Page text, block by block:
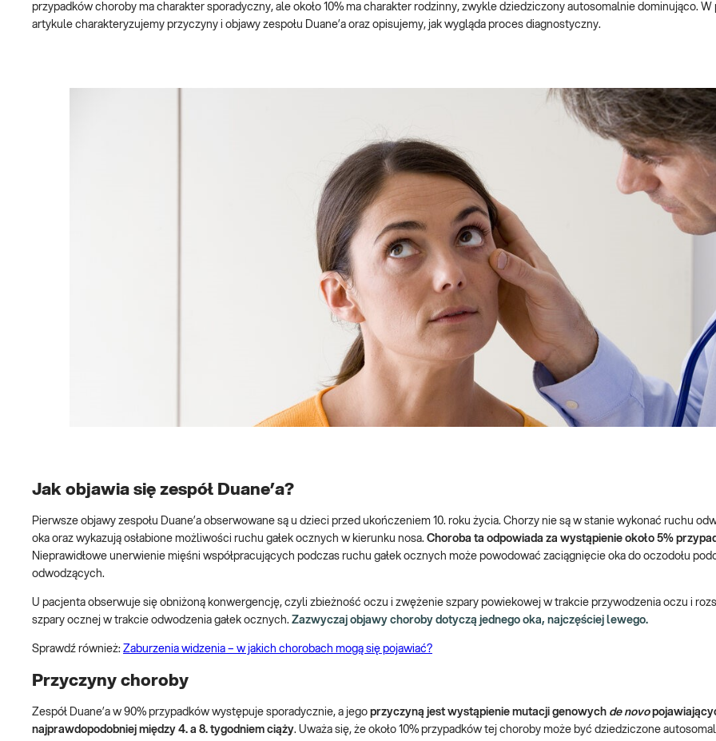
przypadków choroby ma charakter sporadyczny, ale około 10% ma charakter rodzinny, zwykle dziedziczony autosomalnie dominująco. W
artykule charakteryzujemy przyczyny i objawy zespołu Duane’a oraz opisujemy, jak wygląda proces diagnostyczny.
Jak objawia się zespół Duane’a?
Pierwsze objawy zespołu Duane’a obserwowane są u dzieci przed ukończeniem 10. roku życia. Chorzy nie są w stanie wykonać ruchu
oka oraz wykazują osłabione możliwości ruchu gałek ocznych w kierunku nosa. Choroba ta odpowiada za wystąpienie około 5%
Nieprawidłowe unerwienie mięśni współpracujących podczas ruchu gałek ocznych może powodować zaciągnięcie oka do oczodołu
odwodzących.
U pacjenta obserwuje się obniżoną konwergencję, czyli zbieżność oczu i zwężenie szpary powiekowej w trakcie przywodzenia oczu i
szpary ocznej w trakcie odwodzenia gałek ocznych. Zazwyczaj objawy choroby dotyczą jednego oka, najczęściej lewego.
Sprawdź również: Zaburzenia widzenia – w jakich chorobach mogą się pojawiać?
Przyczyny choroby
Zespół Duane’a w 90% przypadków występuje sporadycznie, a jego przyczyną jest wystąpienie mutacji genowych de novo
najprawdopodobniej między 4. a 8. tygodniem ciąży. Uważa się, że około 10% przypadków tej choroby może być dziedziczone